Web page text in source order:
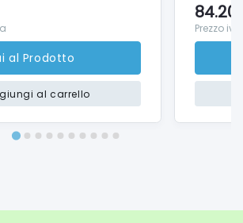
al Prodotto
al carrello
84.20
Prezzo